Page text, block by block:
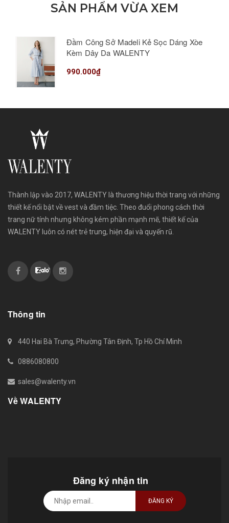
SẢN PHẨM VỪA XEM
Đầm Công Sở Madeli Kẻ Sọc Dáng Xòe
Kèm Dây Da WALENTY
990.000₫
Thành lập vào 2017, WALENTY là thương hiệu thời trang với những
thiết kế nổi bật về vest và đầm tiệc. Theo đuổi phong cách thời
trang nữ tính nhưng không kém phần mạnh mẽ, thiết kế của
WALENTY luôn có nét trẻ trung, hiện đại và quyến rũ.
Thông tin
440 Hai Bà Trưng, Phường Tân Định, Tp Hồ Chí Minh
0886080800
sales@walenty.vn
Về WALENTY
Đăng ký nhận tin
ĐĂNG KÝ